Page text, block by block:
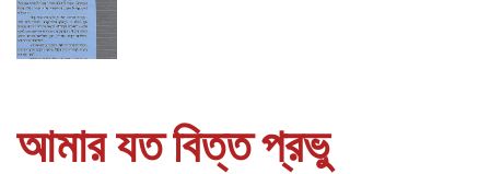
আমার যত বিত্ত প্রভু